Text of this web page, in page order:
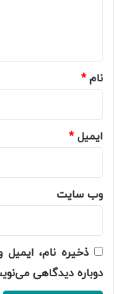
نام*
ایمیل*
وب‌ سایت
ذخیره نام،
دوباره دیدگاهی